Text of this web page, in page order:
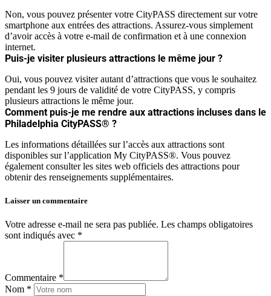
Non, vous pouvez présenter votre CityPASS directement sur votre
smartphone aux entrées des attractions. Assurez-vous simplement
d’avoir accès à votre e-mail de confirmation et à une connexion
internet.
Puis-je visiter plusieurs attractions le même jour ?
Oui, vous pouvez visiter autant d’attractions que vous le souhaitez
pendant les 9 jours de validité de votre CityPASS, y compris
plusieurs attractions le même jour.
Comment puis-je me rendre aux attractions incluses dans le
Philadelphia CityPASS® ?
Les informations détaillées sur l’accès aux attractions sont
disponibles sur l’application My CityPASS®. Vous pouvez
également consulter les sites web officiels des attractions pour
obtenir des renseignements supplémentaires.
Laisser un commentaire
Votre adresse e-mail ne sera pas publiée. Les champs obligatoires
sont indiqués avec *
Commentaire *
Nom *